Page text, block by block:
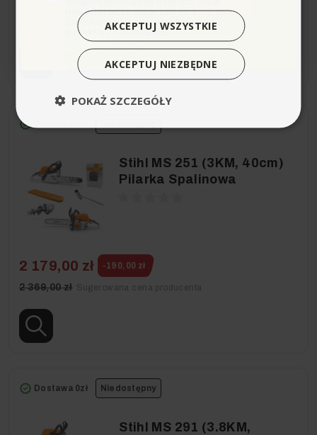
2 049,00 zł
Stihl MS 251 (3KM, 40cm)
Pilarka Spalinowa
2 179,00 zł -190,00 zł
2 369,00 zł
Niedostępny
Dostawa 0zł
Stihl MS 291 (3.8KM,
AKCEPTUJ WSZYSTKIE
AKCEPTUJ NIEZBĘDNE
POKAŻ SZCZEGÓŁY
Newsletter przez ocean.com sp. z o.o. sp. k.
Zapoznałem/łam się i akceptuję politykę
prywatności. *(wymagane)